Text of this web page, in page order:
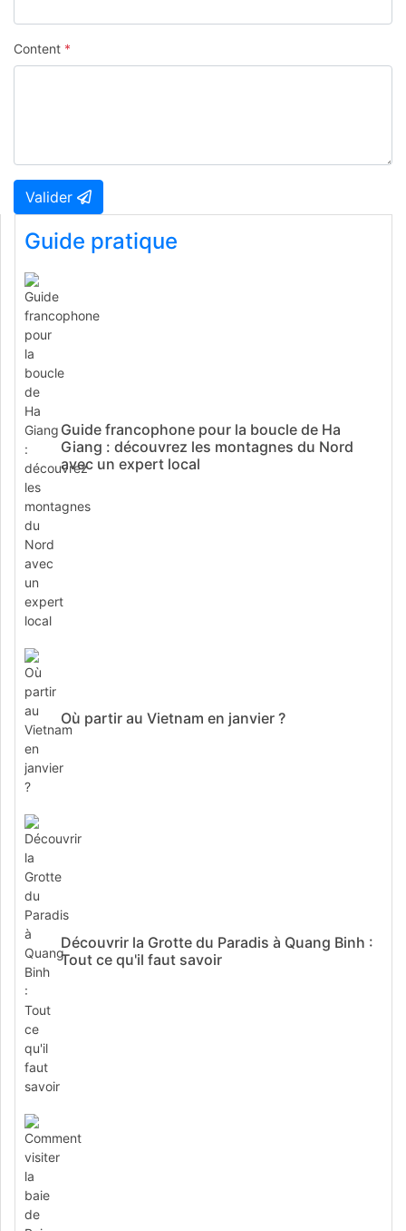
Content *
Valider
Guide pratique
Guide francophone pour la boucle de Ha
Giang : découvrez les montagnes du Nord
avec un expert local
Où partir au Vietnam en janvier ?
Découvrir la Grotte du Paradis à Quang Binh :
Tout ce qu'il faut savoir